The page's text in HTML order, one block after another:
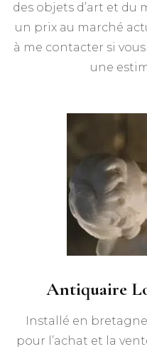
des objets d’art et du
un prix au marché
à me contacter si
une
Antiquaire
Installé en
pour l’achat et la